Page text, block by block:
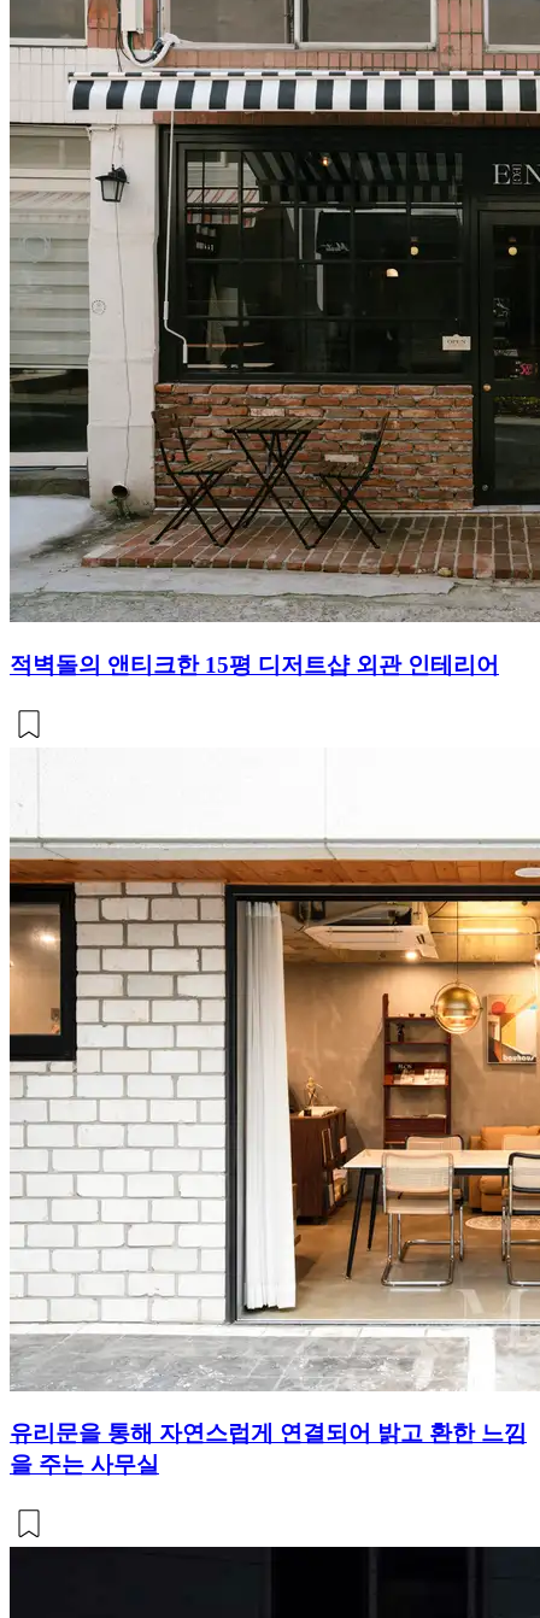
적벽돌의 앤티크한 15평 디저트샵 외관 인테리어
유리문을 통해 자연스럽게 연결되어 밝고 환한 느낌
을 주는 사무실